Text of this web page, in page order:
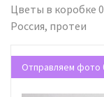
Цветы в коробке
Россия, протеи
Отправляем фото